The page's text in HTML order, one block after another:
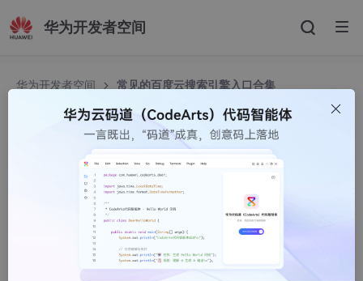
华为开发者空间
华为开发者空间 常见的百度云搜索引擎入口合集
常见的百度云搜索引擎入口合集
27Up
178800人浏览 · 2018-05-11 17:37:39
百度云是百度面向大众推出的一款云产品，我们可以将自
己的视频、照片、文档等数据存放在百度云里面，而且还
可以进行分享。